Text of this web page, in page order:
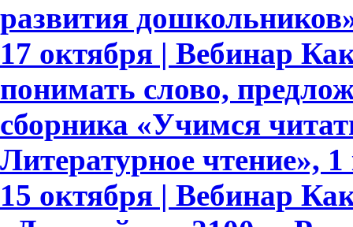
развития
17 октября | Вебинар
понимать слово,
сборника «Учимся
Литературное чтение», 1
15 октября | Вебинар